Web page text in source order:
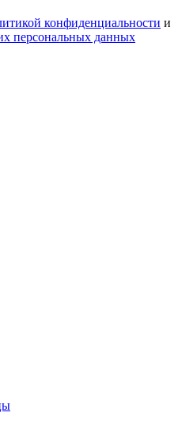
конфиденциальности и
персональных данных